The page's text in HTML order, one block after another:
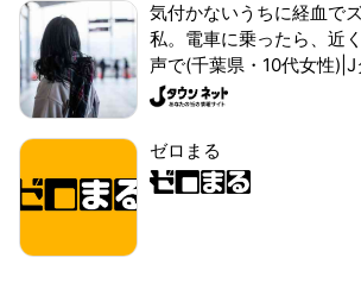
気付かないうちに経血で
私。電車に乗ったら、近
声で(千葉県・10代女性)|J
ゼロまる